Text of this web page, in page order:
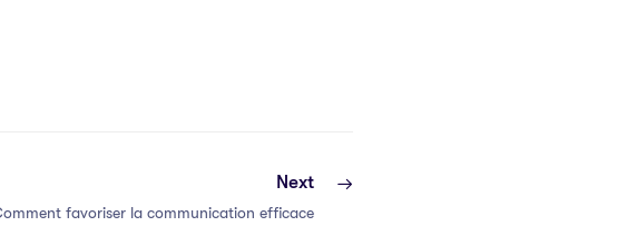
Next
favoriser la communication efficace